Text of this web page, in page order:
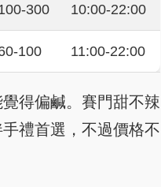
300 10:00-22:00
100 11:00-22:00
得偏鹹。賽門甜不辣
禮首選，不過價格不